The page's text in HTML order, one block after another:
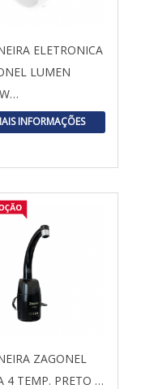
ELETRONICA
LUMEN
INFORMAÇÕES
ZAGONEL
4 TEMP. PRETO …